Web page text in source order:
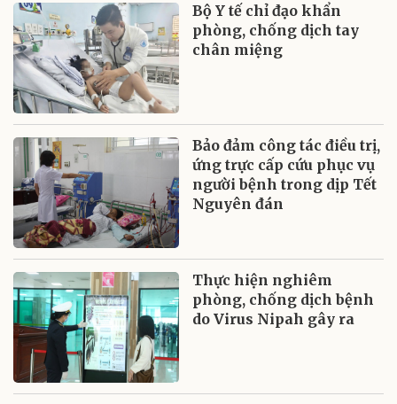
Bộ Y tế chỉ đạo khẩn
phòng, chống dịch tay
chân miệng
Bảo đảm công tác điều trị,
ứng trực cấp cứu phục vụ
người bệnh trong dịp Tết
Nguyên đán
Thực hiện nghiêm
phòng, chống dịch bệnh
do Virus Nipah gây ra